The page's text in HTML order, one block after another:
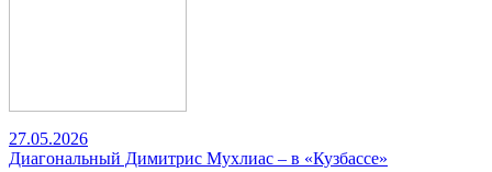
27.05.2026
Диагональный Димитрис Мухлиас – в «Кузбассе»